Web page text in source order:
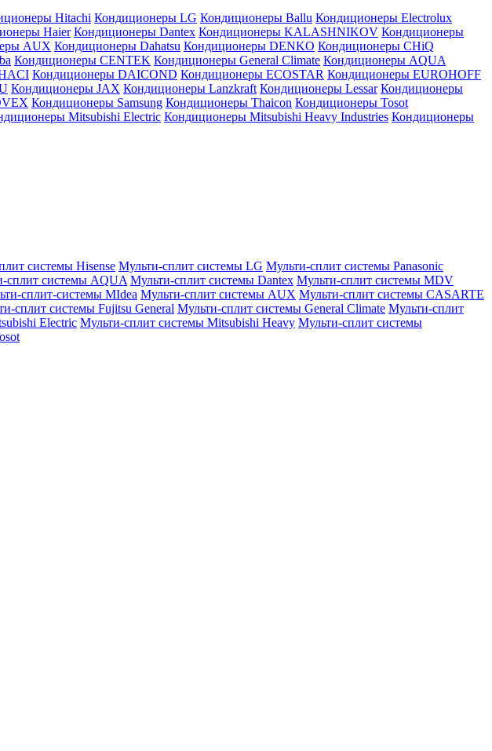
Hitachi Кондиционеры LG Кондиционеры Ballu Кондиционеры Electrolux
Haier Кондиционеры Dantex Кондиционеры KALASHNIKOV Кондиционеры
AUX Кондиционеры Dahatsu Кондиционеры DENKO Кондиционеры CHiQ
Кондиционеры CENTEK Кондиционеры General Climate Кондиционеры AQUA
Кондиционеры DAICOND Кондиционеры ECOSTAR Кондиционеры EUROHOFF
Кондиционеры JAX Кондиционеры Lanzkraft Кондиционеры Lessar Кондиционеры
Кондиционеры Samsung Кондиционеры Thaicon Кондиционеры Tosot
Mitsubishi Electric Кондиционеры Mitsubishi Heavy Industries Кондиционеры
системы Hisense Мульти-сплит системы LG Мульти-сплит системы Panasonic
сплит системы AQUA Мульти-сплит системы Dantex Мульти-сплит системы MDV
сплит-системы MIdea Мульти-сплит системы AUX Мульти-сплит системы CASARTE
сплит системы Fujitsu General Мульти-сплит системы General Climate Мульти-сплит
Electric Мульти-сплит системы Mitsubishi Heavy Мульти-сплит системы